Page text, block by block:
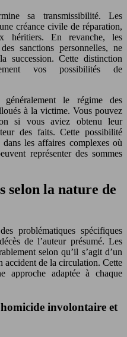
sa transmissibilité. Les
créance civile de réparation,
héritiers. En revanche, les
sanctions personnelles, ne
succession. Cette distinction
vos possibilités de
le régime des
à la victime. Vous pouvez
si vous aviez obtenu leur
des faits. Cette possibilité
dans les affaires complexes où
représenter des sommes
selon la nature de
problématiques spécifiques
de l’auteur présumé. Les
selon qu’il s’agit d’un
accident de la circulation. Cette
approche adaptée à chaque
involontaire et